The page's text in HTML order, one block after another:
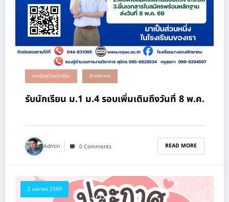
งานรับสมัครนักเรียน ฝ่ายวิชาการ
รับนักเรียน ม.1 ม.4 รอบเพิ่มเติมถึงวันที่ 8 พ.ค.
Admin 0 Comments READ MORE
2 เมษายน 2569